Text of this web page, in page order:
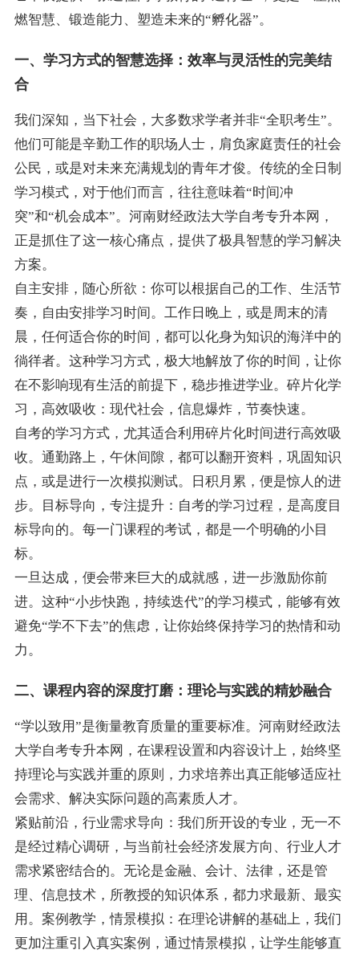
燃智慧、锻造能力、塑造未来的“孵化器”。
一、学习方式的智慧选择：效率与灵活性的完美结
合
我们深知，当下社会，大多数求学者并非“全职考生”。
他们可能是辛勤工作的职场人士，肩负家庭责任的社会
公民，或是对未来充满规划的青年才俊。传统的全日制
学习模式，对于他们而言，往往意味着“时间冲
突”和“机会成本”。河南财经政法大学自考专升本网，
正是抓住了这一核心痛点，提供了极具智慧的学习解决
方案。
自主安排，随心所欲：你可以根据自己的工作、生活节
奏，自由安排学习时间。工作日晚上，或是周末的清
晨，任何适合你的时间，都可以化身为知识的海洋中的
徜徉者。这种学习方式，极大地解放了你的时间，让你
在不影响现有生活的前提下，稳步推进学业。碎片化学
习，高效吸收：现代社会，信息爆炸，节奏快速。
自考的学习方式，尤其适合利用碎片化时间进行高效吸
收。通勤路上，午休间隙，都可以翻开资料，巩固知识
点，或是进行一次模拟测试。日积月累，便是惊人的进
步。目标导向，专注提升：自考的学习过程，是高度目
标导向的。每一门课程的考试，都是一个明确的小目
标。
一旦达成，便会带来巨大的成就感，进一步激励你前
进。这种“小步快跑，持续迭代”的学习模式，能够有效
避免“学不下去”的焦虑，让你始终保持学习的热情和动
力。
二、课程内容的深度打磨：理论与实践的精妙融合
“学以致用”是衡量教育质量的重要标准。河南财经政法
大学自考专升本网，在课程设置和内容设计上，始终坚
持理论与实践并重的原则，力求培养出真正能够适应社
会需求、解决实际问题的高素质人才。
紧贴前沿，行业需求导向：我们所开设的专业，无一不
是经过精心调研，与当前社会经济发展方向、行业人才
需求紧密结合的。无论是金融、会计、法律，还是管
理、信息技术，所教授的知识体系，都力求最新、最实
用。案例教学，情景模拟：在理论讲解的基础上，我们
更加注重引入真实案例，通过情景模拟，让学生能够直